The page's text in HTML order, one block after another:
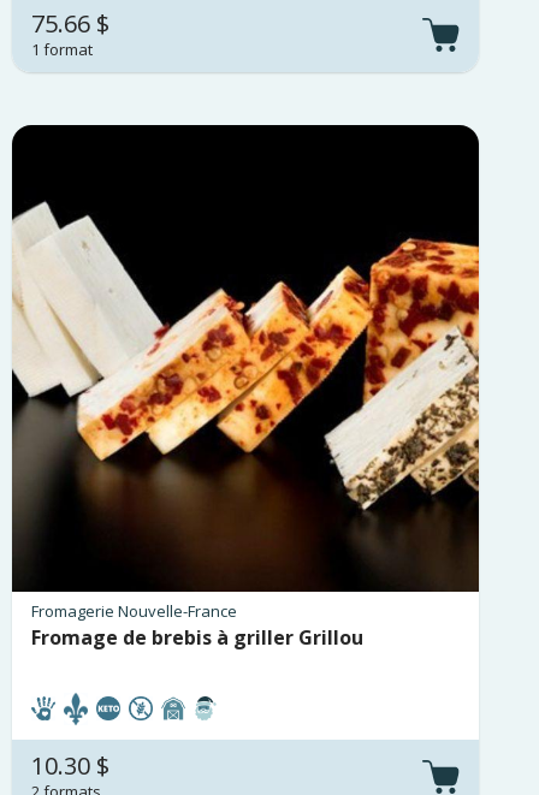
75.66 $
1 format
Fromagerie Nouvelle-France
Fromage de brebis à griller Grillou
10.30 $